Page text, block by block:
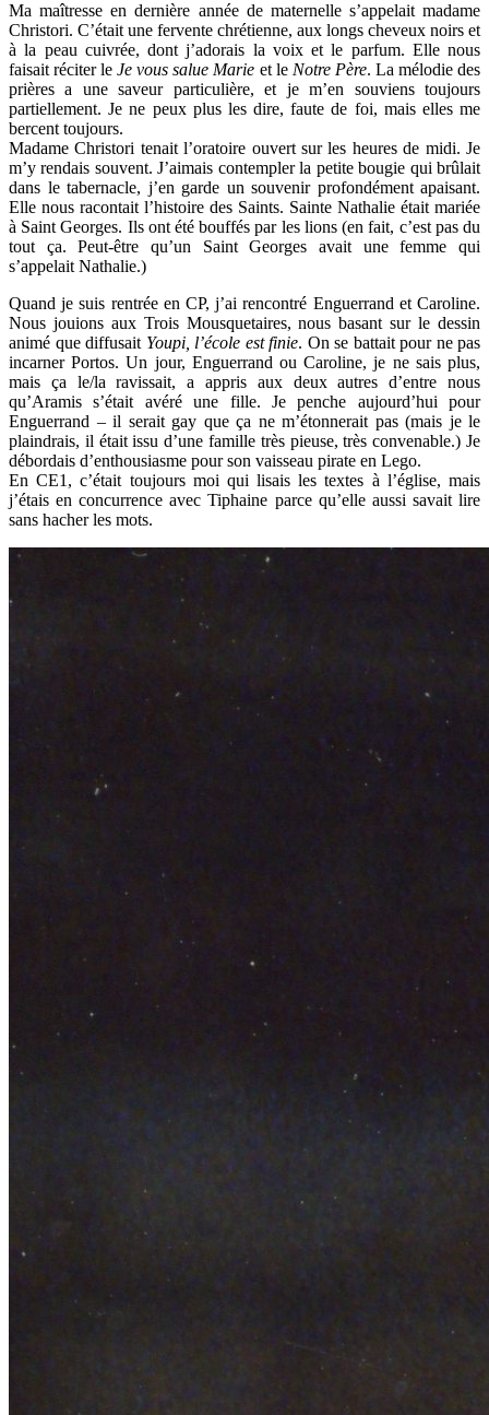
Ma maîtresse en dernière année de maternelle s’appelait madame
Christori. C’était une fervente chrétienne, aux longs cheveux noirs et
à la peau cuivrée, dont j’adorais la voix et le parfum. Elle nous
faisait réciter leJe vous salue Marie et le Notre Père. La mélodie des
prières a une saveur particulière, et je m’en souviens toujours
partiellement. Je ne peux plus les dire, faute de foi, mais elles me
bercent toujours.
Madame Christori tenait l’oratoire ouvert sur les heures de midi. Je
m’y rendais souvent. J’aimais contempler la petite bougie qui brûlait
dans le tabernacle, j’en garde un souvenir profondément apaisant.
Elle nous racontait l’histoire des Saints. Sainte Nathalie était mariée
à Saint Georges. Ils ont été bouffés par les lions (en fait, c’est pas du
tout ça. Peut-être qu’un Saint Georges avait une femme qui
s’appelait Nathalie.)
Quand je suis rentrée en CP, j’ai rencontré Enguerrand et Caroline.
Nous jouions aux Trois Mousquetaires, nous basant sur le dessin
animé que diffusait Youpi, l’école est finie. On se battait pour ne pas
incarner Portos. Un jour, Enguerrand ou Caroline, je ne sais plus,
mais ça le/la ravissait, a appris aux deux autres d’entre nous
qu’Aramis s’était avéré une fille. Je penche aujourd’hui pour
Enguerrand – il serait gay que ça ne m’étonnerait pas (mais je le
plaindrais, il était issu d’une famille très pieuse, très convenable.) Je
débordais d’enthousiasme pour son vaisseau pirate en Lego.
En CE1, c’était toujours moi qui lisais les textes à l’église, mais
j’étais en concurrence avec Tiphaine parce qu’elle aussi savait lire
sans hacher les mots.